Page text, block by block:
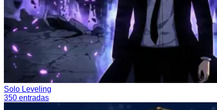
Solo Leveling
350 entradas